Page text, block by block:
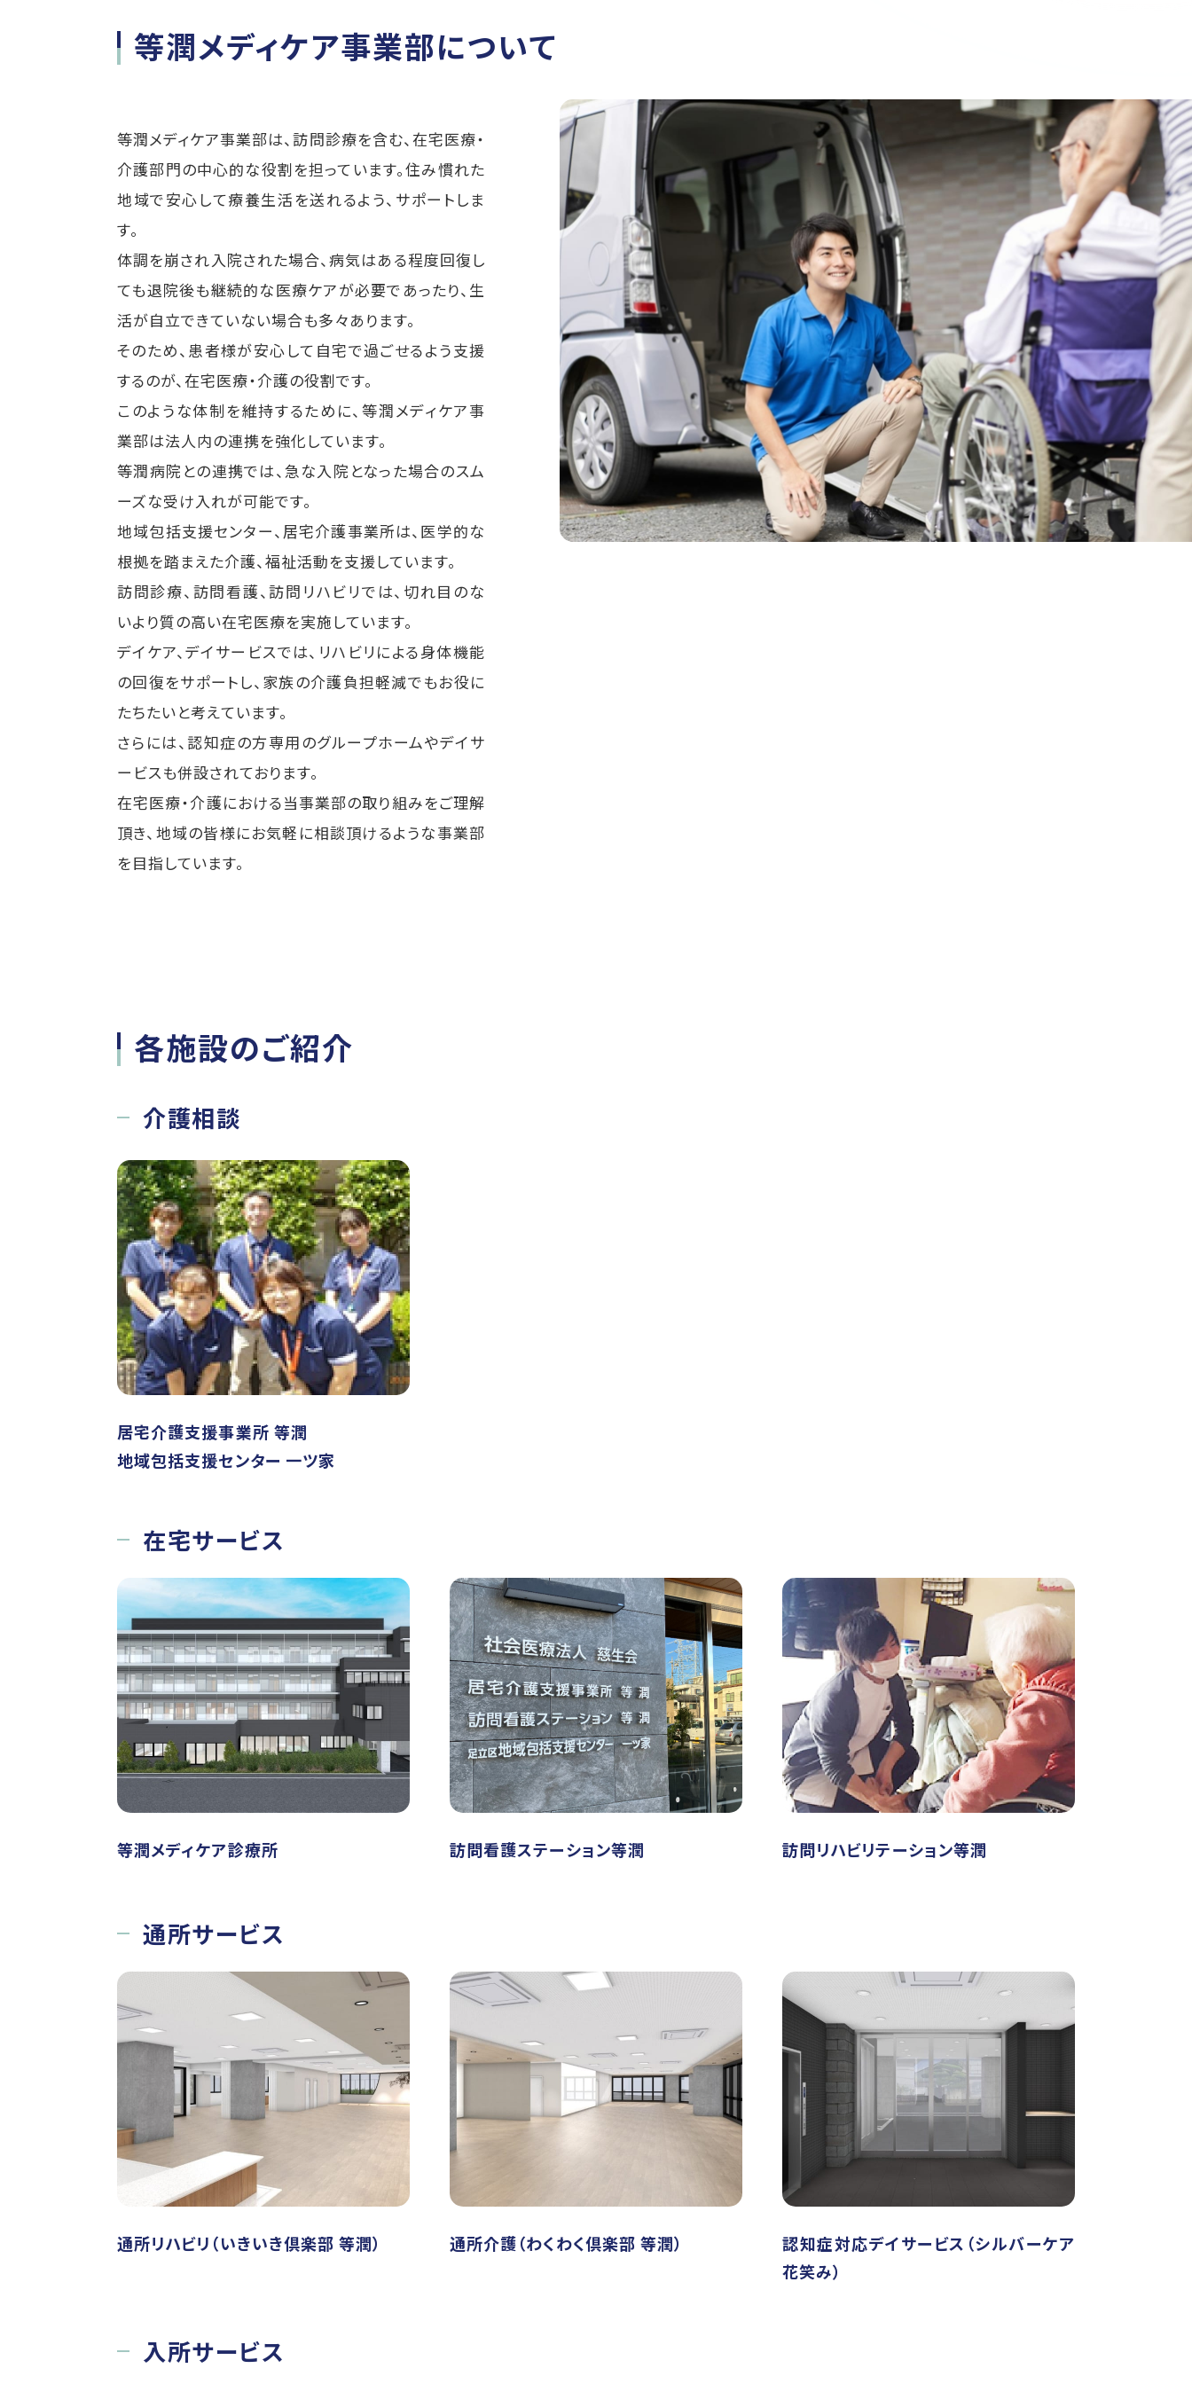
等潤メディケア事業部について
等潤メディケア事業部は、訪問診療を含む、在宅医療・
介護部門の中心的な役割を担っています。住み慣れた
地域で安心して療養生活を送れるよう、サポートしま
す。
体調を崩され入院された場合、病気はある程度回復し
ても退院後も継続的な医療ケアが必要であったり、生
活が自立できていない場合も多々あります。
そのため、患者様が安心して自宅で過ごせるよう支援
するのが、在宅医療・介護の役割です。
このような体制を維持するために、等潤メディケア事
業部は法人内の連携を強化しています。
等潤病院との連携では、急な入院となった場合のスム
ーズな受け入れが可能です。
地域包括支援センター、居宅介護事業所は、医学的な
根拠を踏まえた介護、福祉活動を支援しています。
訪問診療、訪問看護、訪問リハビリでは、切れ目のな
いより質の高い在宅医療を実施しています。
デイケア、デイサービスでは、リハビリによる身体機能
の回復をサポートし、家族の介護負担軽減でもお役に
たちたいと考えています。
さらには、認知症の方専用のグループホームやデイサ
ービスも併設されております。
在宅医療・介護における当事業部の取り組みをご理解
頂き、地域の皆様にお気軽に相談頂けるような事業部
を目指しています。
各施設のご紹介
介護相談
居宅介護支援事業所 等潤
地域包括支援センター 一ツ家
在宅サービス
等潤メディケア診療所 訪問看護ステーション等潤 訪問リハビリテーション等潤
通所サービス
通所リハビリ（いきいき倶楽部 等潤） 通所介護（わくわく倶楽部 等潤）
認知症対応デイサービス（シルバーケア
花笑み）
入所サービス